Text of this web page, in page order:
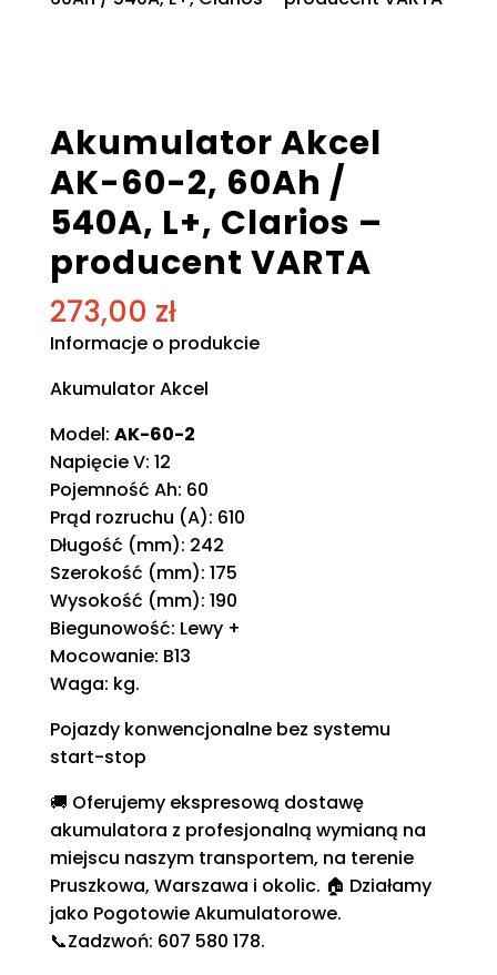
Akumulator Akcel
AK-60-2, 60Ah /
540A, L+, Clarios –
producent VARTA
273,00 zł
Informacje o produkcie
Akumulator Akcel
Model: AK-60-2
Napięcie V: 12
Pojemność Ah: 60
Prąd rozruchu (A): 610
Długość (mm): 242
Szerokość (mm): 175
Wysokość (mm): 190
Biegunowość: Lewy +
Mocowanie: B13
Waga: kg.
Pojazdy konwencjonalne bez systemu
start-stop
🚚 Oferujemy ekspresową dostawę
akumulatora z profesjonalną wymianą na
miejscu naszym transportem, na terenie
Pruszkowa, Warszawa i okolic. 🏠 Działamy
jako Pogotowie Akumulatorowe.
📞Zadzwoń: 607 580 178.